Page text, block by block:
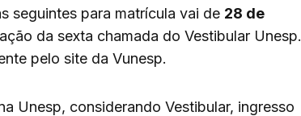
seguintes para matrícula vai de 28 de
da sexta chamada do Vestibular Unesp.
pelo site da Vunesp.
Unesp, considerando Vestibular, ingresso